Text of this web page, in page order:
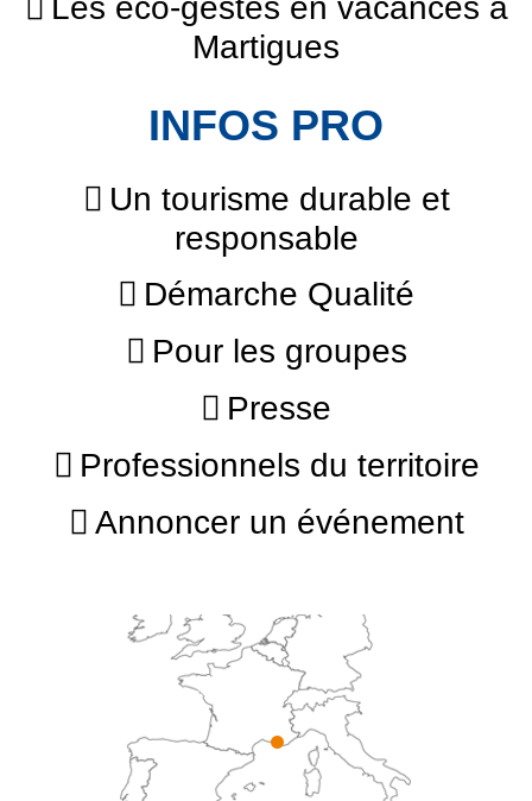
Les éco-gestes en vacances à
Martigues
INFOS PRO
Un tourisme durable et
responsable
Démarche Qualité
Pour les groupes
Presse
Professionnels du territoire
Annoncer un événement